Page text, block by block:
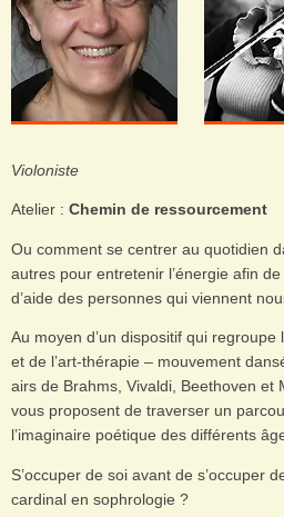
Violoniste
Atelier : Chemin de ressourcement
Ou comment se centrer au quotidien
autres pour entretenir l’énergie afin
d’aide des personnes qui viennent
Au moyen d’un dispositif qui
et de l’art-thérapie – mouvement
airs de Brahms, Vivaldi, Beethoven et
vous proposent de traverser un
l’imaginaire poétique des différents
S’occuper de soi avant de s’occuper
cardinal en sophrologie ?